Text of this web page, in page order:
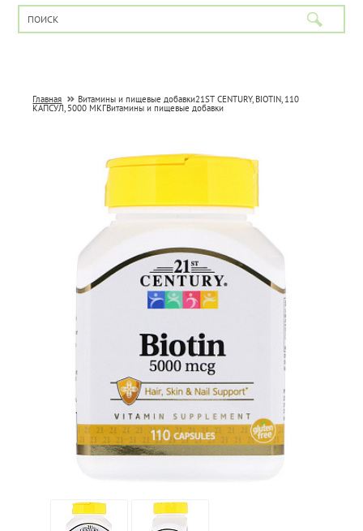
Главная Витамины и пищевые добавки21ST CENTURY, BIOTIN, 110
КАПСУЛ, 5000 МКГВитамины и пищевые добавки